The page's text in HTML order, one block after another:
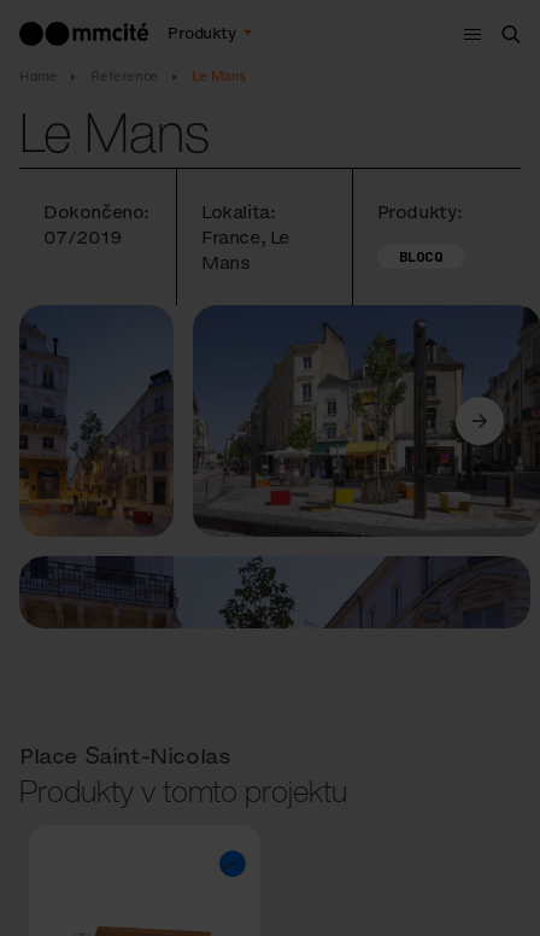
Produkty
Menu
Home Reference Le Mans
Le Mans
Dokončeno:
07/2019
Lokalita:
France, Le
Mans
Produkty:
BLOCQ
Předchozí Další
Place Saint-Nicolas
Produkty v tomto projektu